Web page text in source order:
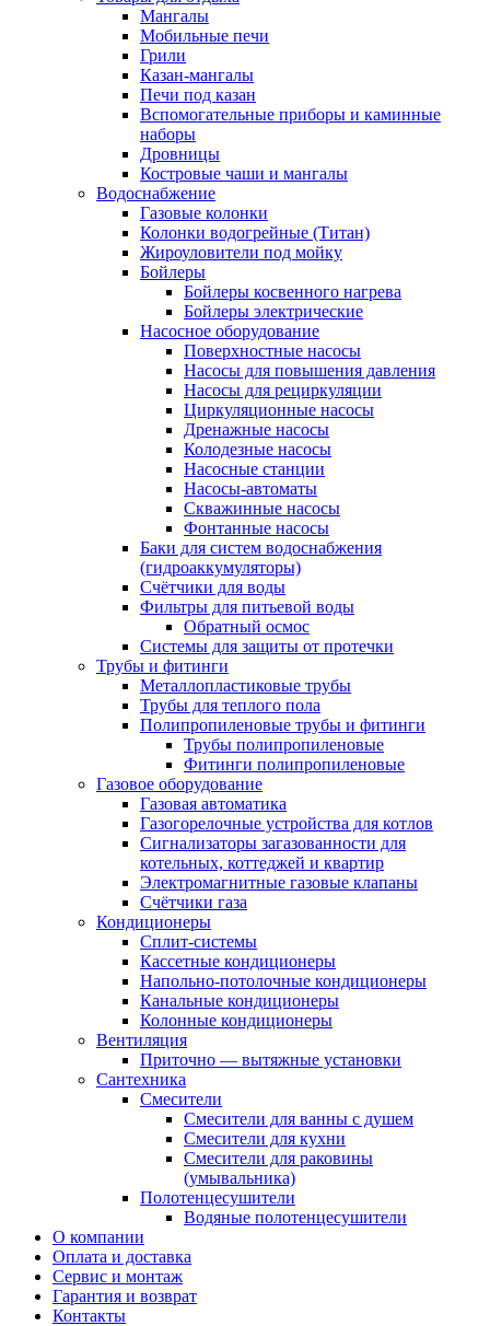
Мангалы
Мобильные печи
Грили
Казан-мангалы
Печи под казан
Вспомогательные приборы и каминные
наборы
Дровницы
Костровые чаши и мангалы
Водоснабжение
Газовые колонки
Колонки водогрейные (Титан)
Жироуловители под мойку
Бойлеры
Бойлеры косвенного нагрева
Бойлеры электрические
Насосное оборудование
Поверхностные насосы
Насосы для повышения давления
Насосы для рециркуляции
Циркуляционные насосы
Дренажные насосы
Колодезные насосы
Насосные станции
Насосы-автоматы
Скважинные насосы
Фонтанные насосы
Баки для систем водоснабжения
(гидроаккумуляторы)
Счётчики для воды
Фильтры для питьевой воды
Обратный осмос
Системы для защиты от протечки
Трубы и фитинги
Металлопластиковые трубы
Трубы для теплого пола
Полипропиленовые трубы и фитинги
Трубы полипропиленовые
Фитинги полипропиленовые
Газовое оборудование
Газовая автоматика
Газогорелочные устройства для котлов
Сигнализаторы загазованности для
котельных, коттеджей и квартир
Электромагнитные газовые клапаны
Счётчики газа
Кондиционеры
Сплит-системы
Кассетные кондиционеры
Напольно-потолочные кондиционеры
Канальные кондиционеры
Колонные кондиционеры
Вентиляция
Приточно — вытяжные установки
Сантехника
Смесители
Смесители для ванны с душем
Смесители для кухни
Смесители для раковины
(умывальника)
Полотенцесушители
Водяные полотенцесушители
О компании
Оплата и доставка
Сервис и монтаж
Гарантия и возврат
Контакты